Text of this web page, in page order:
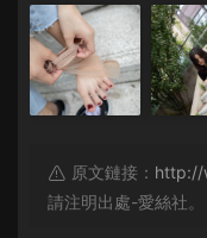
原文鏈接： http://
請注明出處-愛絲社。